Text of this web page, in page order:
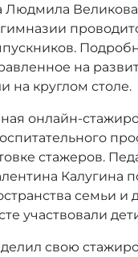
Людмила
на
на круглом столе.
онлайн-
стажеров.
Калугина
семьи и
участвовали
свою